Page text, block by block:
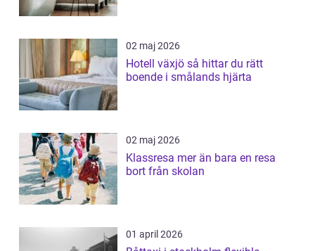
02 maj 2026
Hotell växjö så hittar du rätt
boende i smålands hjärta
02 maj 2026
Klassresa mer än bara en resa
bort från skolan
01 april 2026